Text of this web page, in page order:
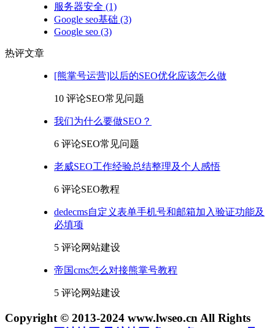
服务器安全 (1)
Google seo基础 (3)
Google seo (3)
热评文章
[熊掌号运营]以后的SEO优化应该怎么做
10 评论SEO常见问题
我们为什么要做SEO？
6 评论SEO常见问题
老威SEO工作经验总结整理及个人感悟
6 评论SEO教程
dedecms自定义表单手机号和邮箱加入验证功能及
必填项
5 评论网站建设
帝国cms怎么对接熊掌号教程
5 评论网站建设
Copyright © 2013-2024 www.lwseo.cn All Rights